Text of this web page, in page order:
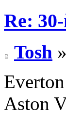
Re:
Tosh
Aston